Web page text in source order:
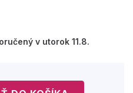
v utorok 11.8.